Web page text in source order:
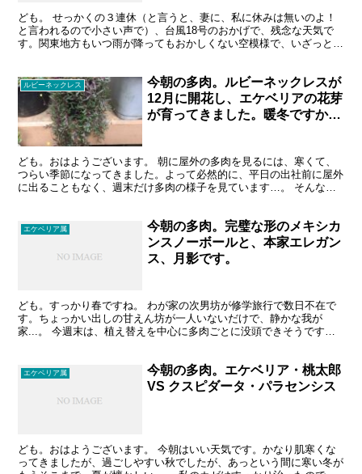
ども。 せっかくの３連休（と言うと、妻に、私に休みは無いのよ！
と言われるので小さい声で）、台風18号のおかげで、残念な天気で
す。関東地方もいつ雨が降ってもおかしくない空模様で、いざっとな
ルビーネックレス
今朝の多肉。ルビーネックレスが
12月に開花し、エケベリアの花芽
が育ってきました。暖冬ですか
ども。おはようございます。 朝に屋外の多肉を見るには、寒くて、
つらい季節になってきました。よって必然的に、平日の出社前に屋外
に出ることもなく、週末だけ多肉の様子を見ています…。 そんな雑
エケベリア属
今朝の多肉。完璧な形のメキシカ
ンスノーボールと、本家エレガン
ス、月影です。
ども。すっかり春ですね。 わが家の次男坊が修学旅行で数日不在で
す。ちょっかい出しの甘えん坊が一人いないだけで、静かな我が
家...。 今週末は、植え替えを中心に多肉ごとに没頭できそうです。
エケベリア属
今朝の多肉。エケベリア・桃太郎
VS クスピダータ・パラセンシス
ども。おはようございます。 今朝はいい天気です。かなり肌寒くな
ってきましたが、過ごしやすい秋でしたが、あっという間に寒い冬が